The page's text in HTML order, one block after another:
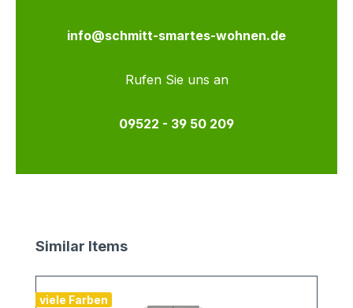
info@schmitt-smartes-wohnen.de
Rufen Sie uns an
09522 - 39 50 209
Produktgalerie überspringen
Similar Items
viele Farben